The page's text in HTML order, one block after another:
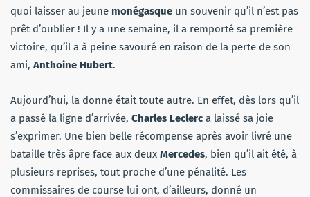
quoi laisser au jeune monégasque un souvenir qu’il n’est pas
prêt d’oublier ! Il y a une semaine, il a remporté sa première
victoire, qu’il a à peine savouré en raison de la perte de son
ami, Anthoine Hubert.
Aujourd’hui, la donne était toute autre. En effet, dès lors qu’il
a passé la ligne d’arrivée, Charles Leclerc a laissé sa joie
s’exprimer. Une bien belle récompense après avoir livré une
bataille très âpre face aux deux Mercedes, bien qu’il ait été, à
plusieurs reprises, tout proche d’une pénalité. Les
commissaires de course lui ont, d’ailleurs, donné un